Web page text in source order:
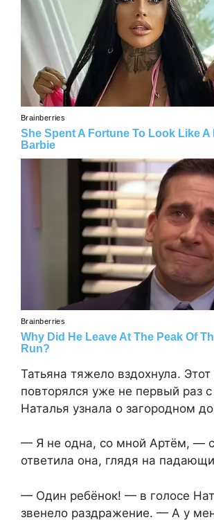
Татьяна тяжело вздохнула. Этот
повторялся уже не первый раз с
Наталья узнала о загородном
— Я не одна, со мной Артём, —
ответила она, глядя на
— Один ребёнок! — в голосе
звенело раздражение. — А у